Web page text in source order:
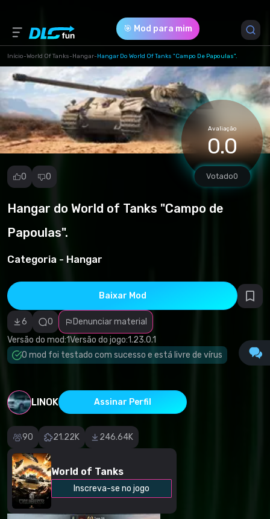
🎯 Mod para mim
Início-World Of Tanks-Hangar-Hangar Do World Of Tanks "Campo De Papoulas".
Avaliação
0.0
Votado0
0 0
Hangar do World of Tanks "Campo de
Papoulas".
Categoria - Hangar
Baixar Mod
6 0
Denunciar material
Versão do mod:1Versão do jogo:1.23.0.1
O mod foi testado com sucesso e está livre de vírus
LINOK Assinar Perfil
90 21.22K 246.64K
World of Tanks
Inscreva-se no jogo
Denunciar
Violação de
direitos
Categoria
malicioso/vírus
Conteúdo não
funcional
Descrição
imprecisa
Versão do Jogo *
1.23.0.1
(da2d9a307b5cdc19830d523a0a89af07.rar)
Download (67.68 Mb)